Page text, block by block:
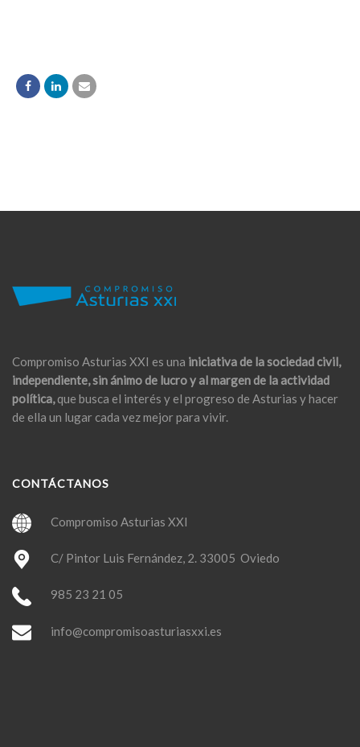
Compromiso Asturias XXI es una iniciativa de la sociedad civil,
independiente, sin ánimo de lucro y al margen de la actividad
política,que busca el interés y el progreso de Asturias y hacer
de ella un lugar cada vez mejor para vivir.
CONTÁCTANOS
Compromiso Asturias XXI
C/ Pintor Luis Fernández, 2. 33005 Oviedo
985 23 21 05
info@compromisoasturiasxxi.es